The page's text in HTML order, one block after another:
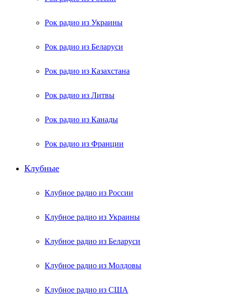
Рок радио из Украины
Рок радио из Беларуси
Рок радио из Казахстана
Рок радио из Литвы
Рок радио из Канады
Рок радио из Франции
Клубные
Клубное радио из России
Клубное радио из Украины
Клубное радио из Беларуси
Клубное радио из Молдовы
Клубное радио из США